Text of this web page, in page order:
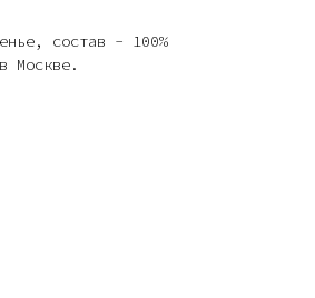
состав - 100%
Москве.